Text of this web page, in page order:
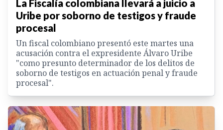
La Fiscalía colombiana llevará a juicio a
Uribe por soborno de testigos y fraude
procesal
Un fiscal colombiano presentó este martes una
acusación contra el expresidente Álvaro Uribe
"como presunto determinador de los delitos de
soborno de testigos en actuación penal y fraude
procesal".